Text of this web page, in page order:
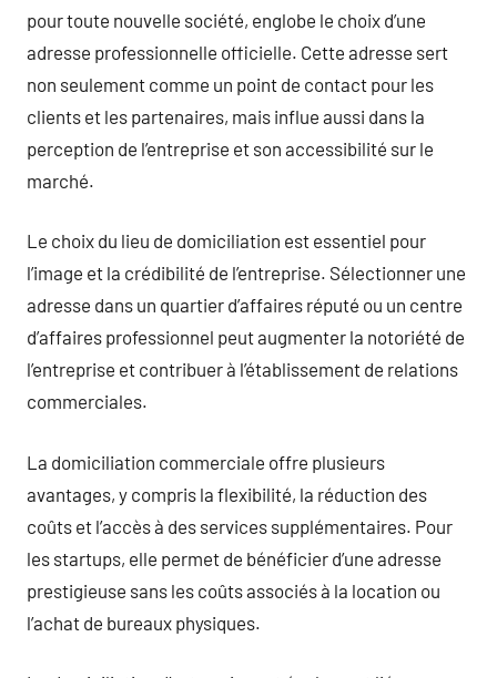
pour toute nouvelle société, englobe le choix d’une
adresse professionnelle officielle. Cette adresse sert
non seulement comme un point de contact pour les
clients et les partenaires, mais influe aussi dans la
perception de l’entreprise et son accessibilité sur le
marché.
Le choix du lieu de domiciliation est essentiel pour
l’image et la crédibilité de l’entreprise. Sélectionner une
adresse dans un quartier d’affaires réputé ou un centre
d’affaires professionnel peut augmenter la notoriété de
l’entreprise et contribuer à l’établissement de relations
commerciales.
La domiciliation commerciale offre plusieurs
avantages, y compris la flexibilité, la réduction des
coûts et l’accès à des services supplémentaires. Pour
les startups, elle permet de bénéficier d’une adresse
prestigieuse sans les coûts associés à la location ou
l’achat de bureaux physiques.